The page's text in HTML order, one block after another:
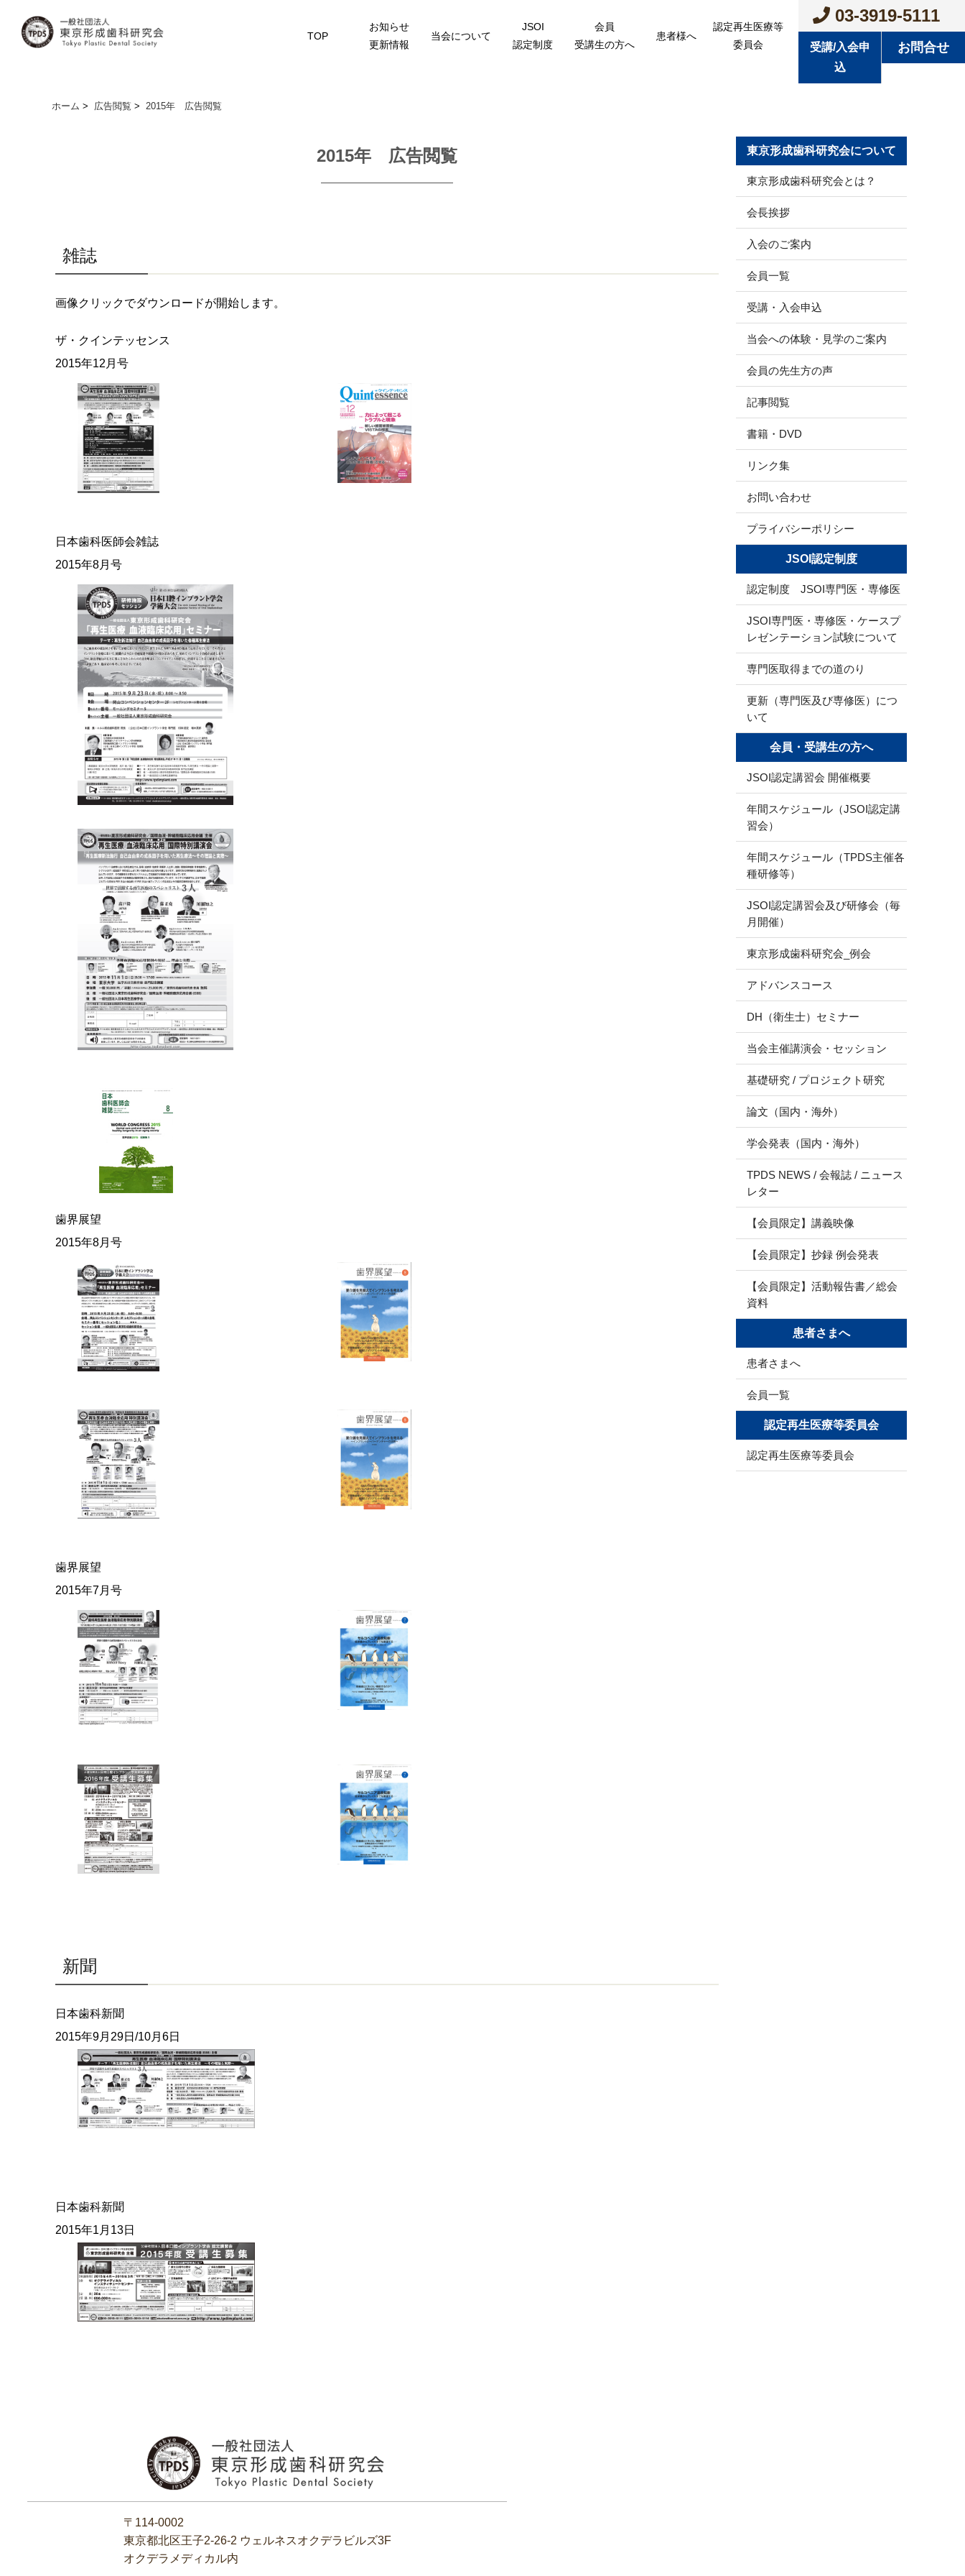
TOP
お知らせ
更新情報
当会について
JSOI
認定制度
会員
受講生の方へ
患者様へ
認定再生医療等
委員会
03-3919-5111
受講/入会申
込
お問合せ
ホーム > 広告閲覧 > 2015年 広告閲覧
2015年 広告閲覧
雑誌
画像クリックでダウンロードが開始します。
ザ・クインテッセンス
2015年12月号
日本歯科医師会雑誌
2015年8月号
歯界展望
2015年8月号
歯界展望
2015年7月号
新聞
日本歯科新聞
2015年9月29日/10月6日
日本歯科新聞
2015年1月13日
東京形成歯科研究会について
東京形成歯科研究会とは？
会長挨拶
入会のご案内
会員一覧
受講・入会申込
当会への体験・見学のご案内
会員の先生方の声
記事閲覧
書籍・DVD
リンク集
お問い合わせ
プライバシーポリシー
JSOI認定制度
認定制度 JSOI専門医・専修医
JSOI専門医・専修医・ケースプ
レゼンテーション試験について
専門医取得までの道のり
更新（専門医及び専修医）につ
いて
会員・受講生の方へ
JSOI認定講習会 開催概要
年間スケジュール（JSOI認定講
習会）
年間スケジュール（TPDS主催各
種研修等）
JSOI認定講習会及び研修会（毎
月開催）
東京形成歯科研究会_例会
アドバンスコース
DH（衛生士）セミナー
当会主催講演会・セッション
基礎研究 / プロジェクト研究
論文（国内・海外）
学会発表（国内・海外）
TPDS NEWS / 会報誌 / ニュース
レター
【会員限定】講義映像
【会員限定】抄録 例会発表
【会員限定】活動報告書／総会
資料
患者さまへ
患者さまへ
会員一覧
認定再生医療等委員会
認定再生医療等委員会
〒114-0002
東京都北区王子2‐26‐2 ウェルネスオクデラビルズ3F
オクデラメディカル内